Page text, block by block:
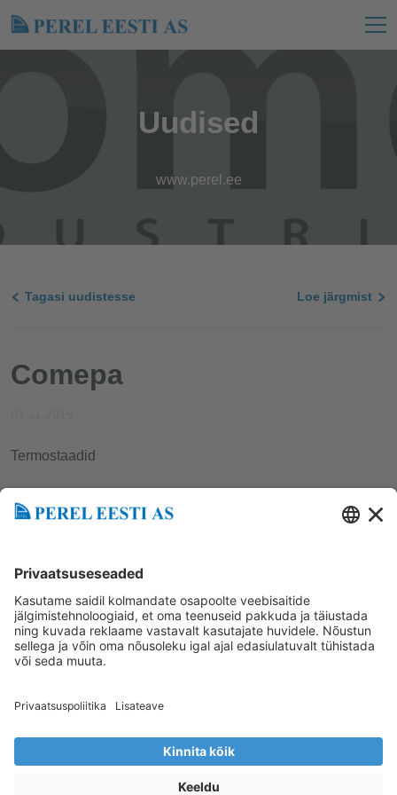
Uudised
www.perel.ee
Tagasi uudistesse Loe järgmist
Comepa
Termostaadid
Loe järgmist
Perel Eesti AS
Mustamäe tee 62 12916, Tallinn
+3726998840
www.perel.fi